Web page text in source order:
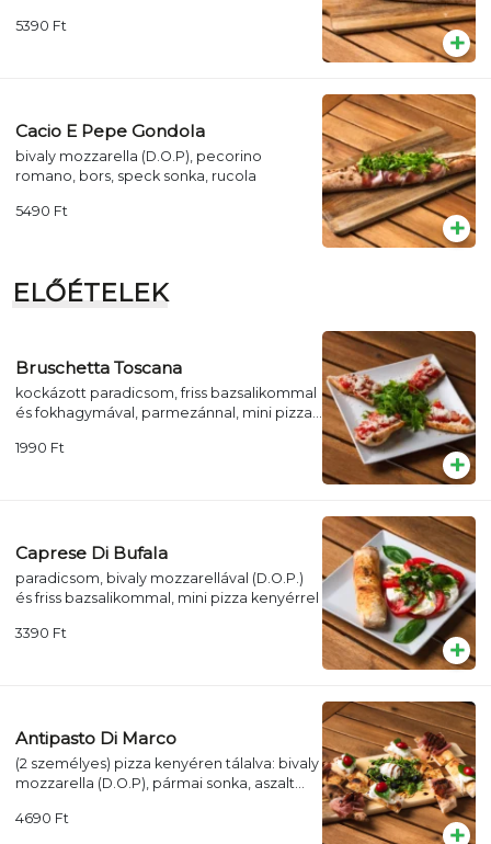
5390 Ft
Cacio E Pepe Gondola
bivaly mozzarella (D.O.P), pecorino
romano, bors, speck sonka, rucola
5490 Ft
ELŐÉTELEK
Bruschetta Toscana
kockázott paradicsom, friss bazsalikommal
és fokhagymával, parmezánnal, mini pizza
1990 Ft
Caprese Di Bufala
paradicsom, bivaly mozzarellával (D.O.P.)
és friss bazsalikommal, mini pizza kenyérrel
3390 Ft
Antipasto Di Marco
(2 személyes) pizza kenyéren tálalva: bivaly
mozzarella (D.O.P), pármai sonka, aszalt
bazsalikom, balzsamecetkrém
4690 Ft